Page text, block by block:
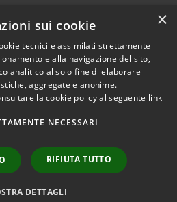
Copyright © 2026 • Comune di
Municipium•
Accesso
redazione
×
sui cookie
tecnici e assimilati strettamente
e alla navigazione del sito,
analitico al solo fine di elaborare
aggregate e anonime.
la cookie policy al seguente link
NECESSARI
RIFIUTA TUTTO
DETTAGLI